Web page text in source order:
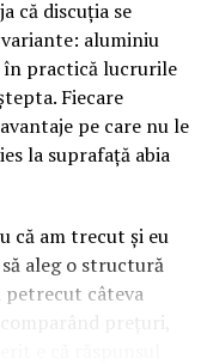
că discuția se
aluminiu
în practică lucrurile
Fiecare
pe care nu le
la suprafață abia
că am trecut și eu
aleg o structură
petrecut câteva
prețuri,